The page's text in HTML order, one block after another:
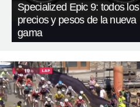
Specialized Epic 9: todos los
precios y pesos de la nueva
gama